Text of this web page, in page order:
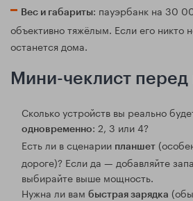
Вес и габариты: пауэрбанк на 30
объективно тяжёлым. Если его никто
останется дома.
Мини-чеклист перед
Сколько устройств вы реально
одновременно: 2, 3 или 4?
Есть ли в сценарии планшет
дороге)? Если да — добавляйте
выбирайте выше мощность.
Нужна ли вам быстрая зарядка